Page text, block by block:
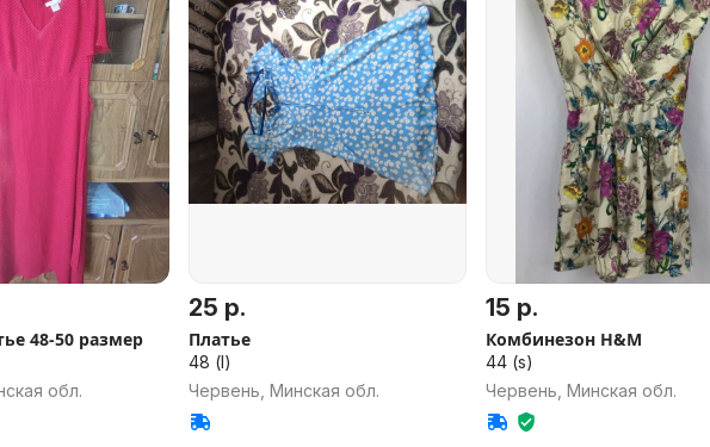
48-50 размер
обл.
25 р.
Платье
48 (l)
Червень, Минская обл.
15 р.
Комбинезон H&M
44 (s)
Червень, Минская обл.